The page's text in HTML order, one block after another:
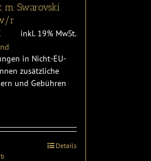
m. Swarovski
r
inkl. 19% MwSt.
in Nicht-EU-
zusätzliche
und Gebühren
Details